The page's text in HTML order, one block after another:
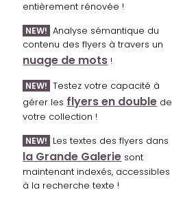
entièrement rénovée !
NEW! Analyse sémantique du
contenu des flyers à travers un
nuage de mots !
NEW! Testez votre capacité à
gérer les flyers en double de
votre collection !
NEW! Les textes des flyers dans
la Grande Galerie sont
maintenant indexés, accessibles
à la recherche texte !